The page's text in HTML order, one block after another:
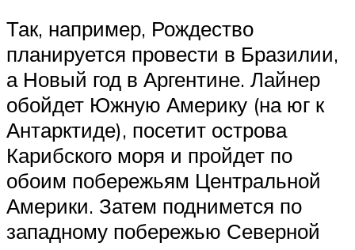
Так, например, Рождество
планируется провести в Бразилии,
а Новый год в Аргентине. Лайнер
обойдет Южную Америку (на юг к
Антарктиде), посетит острова
Карибского моря и пройдет по
обоим побережьям Центральной
Америки. Затем поднимется по
западному побережью Северной